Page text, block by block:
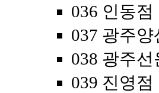
036 인동점
037 광주양
038 광주선
039 진영점